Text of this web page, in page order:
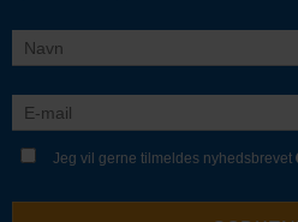
Jeg vil gerne tilmeldes nyhedsbrevet